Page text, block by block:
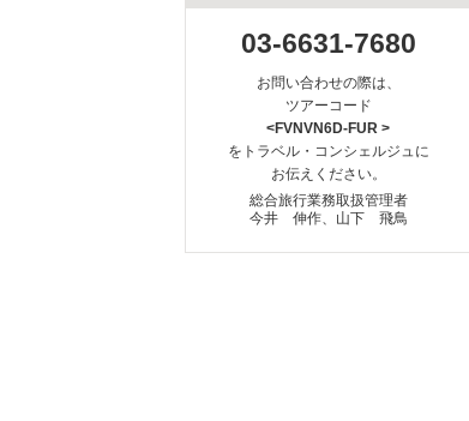
03-6631-7680
お問い合わせの際は、
ツアーコード
<FVNVN6D-FUR >
をトラベル・コンシェルジュに
お伝えください。
総合旅行業務取扱管理者
今井 伸作、山下 飛鳥